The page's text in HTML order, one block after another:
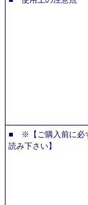
■ ※【ご購入前に必
読み下さい】